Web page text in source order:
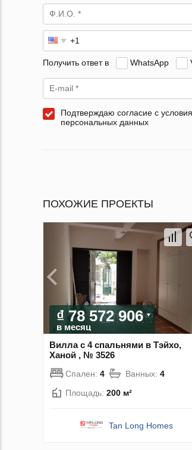
Получить ответ в WhatsApp
Подтверждаю согласие с
персональных данных
ПОХОЖИЕ ПРОЕКТЫ
₫ 78 572 906
в месяц
Вилла с 4 спальнями в Тэйхо,
Ханой , № 3526
Спален: 4 Ванных: 4
Площадь: 200 м²
Tan Long Homes